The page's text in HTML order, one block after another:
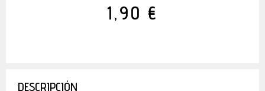
1,90 €
DESCRIPCIÓN